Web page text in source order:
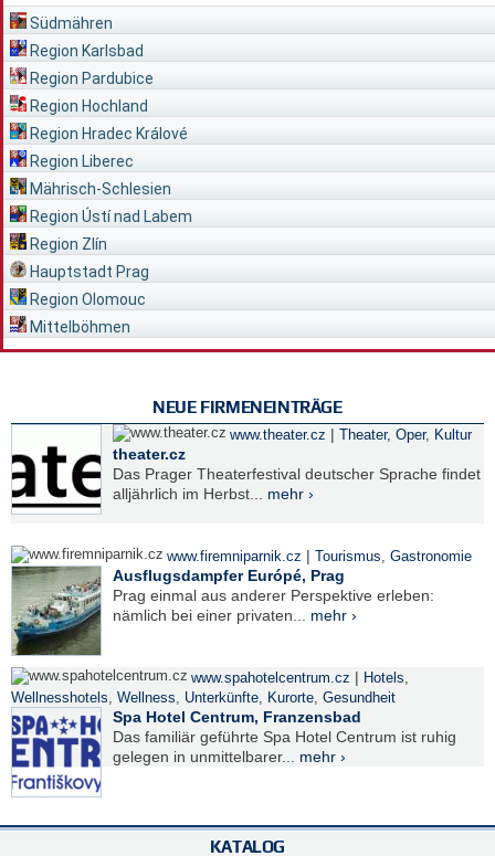
Südmähren
Region Karlsbad
Region Pardubice
Region Hochland
Region Hradec Králové
Region Liberec
Mährisch-Schlesien
Region Ústí nad Labem
Region Zlín
Hauptstadt Prag
Region Olomouc
Mittelböhmen
NEUE FIRMENEINTRÄGE
www.theater.cz | Theater, Oper, Kultur
theater.cz
Das Prager Theaterfestival deutscher Sprache findet
alljährlich im Herbst... mehr ›
www.firemniparnik.cz | Tourismus, Gastronomie
Ausflugsdampfer Európé, Prag
Prag einmal aus anderer Perspektive erleben:
nämlich bei einer privaten... mehr ›
www.spahotelcentrum.cz | Hotels,
Wellnesshotels, Wellness, Unterkünfte, Kurorte, Gesundheit
Spa Hotel Centrum, Franzensbad
Das familiär geführte Spa Hotel Centrum ist ruhig
gelegen in unmittelbarer... mehr ›
KATALOG